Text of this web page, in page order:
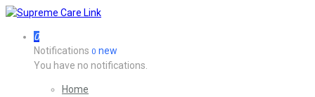
0
Notifications 0 new
You have no notifications.
Home